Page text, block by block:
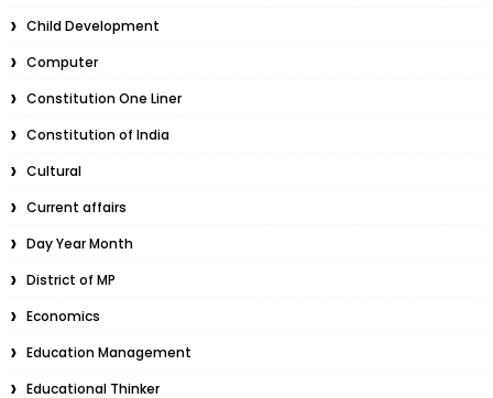
Child Development
Computer
Constitution One Liner
Constitution of India
Cultural
Current affairs
Day Year Month
District of MP
Economics
Education Management
Educational Thinker